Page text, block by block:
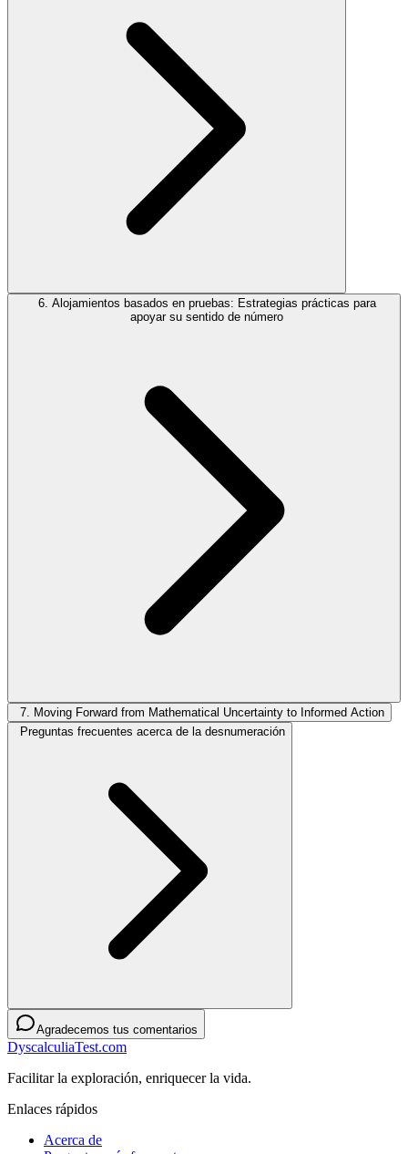
6. Alojamientos basados en pruebas: Estrategias prácticas para
apoyar su sentido de número
7. Moving Forward from Mathematical Uncertainty to Informed Action
Preguntas frecuentes acerca de la desnumeración
Agradecemos tus comentarios
DyscalculiaTest.com
Facilitar la exploración, enriquecer la vida.
Enlaces rápidos
Acerca de